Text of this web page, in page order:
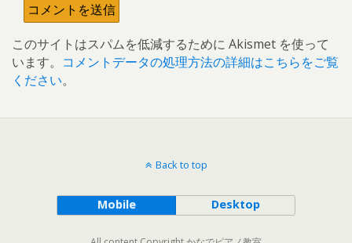
このサイトはスパムを低減するために Akismet を使って
います。 コメントデータの処理方法の詳細はこちらをご覧
ください。
Back to top
Mobile Desktop